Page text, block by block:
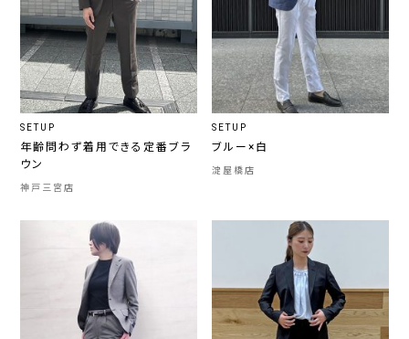
SETUP
年齢問わず着用できる定番ブラ
ウン
神戸三宮店
SETUP
ブルー×白
淀屋橋店